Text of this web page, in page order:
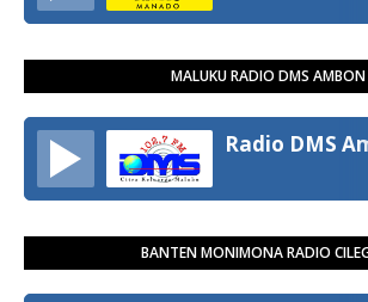
MALUKU RADIO DMS AMBON
Radio DMS
BANTEN MONIMONA RADIO